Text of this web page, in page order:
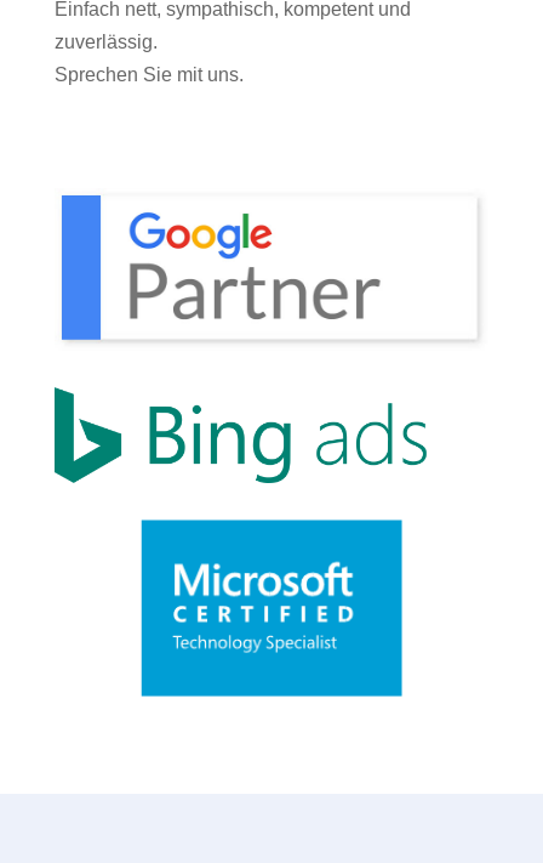
Einfach nett, sympathisch, kompetent und
zuverlässig.
Sprechen Sie mit uns.